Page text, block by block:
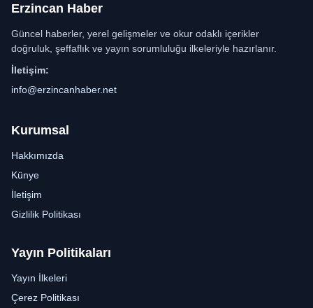
Erzincan Haber
Güncel haberler, yerel gelişmeler ve okur odaklı içerikler
doğruluk, şeffaflık ve yayın sorumluluğu ilkeleriyle hazırlanır.
İletişim:
info@erzincanhaber.net
Kurumsal
Hakkımızda
Künye
İletişim
Gizlilik Politikası
Yayın Politikaları
Yayın İlkeleri
Çerez Politikası